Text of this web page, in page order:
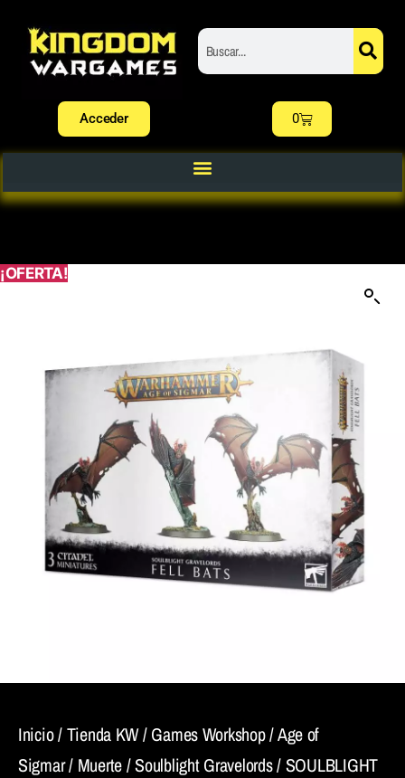
Acceder 0
¡OFERTA!
Inicio/Tienda KW/Games Workshop/Age of
Sigmar/ Muerte/Soulblight Gravelords/ SOULBLIGHT